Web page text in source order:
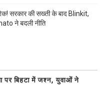
सरकार की सख्ती के बाद Blinkit,
ने बदली नीति
बिहटा में जश्न, युवाओं ने